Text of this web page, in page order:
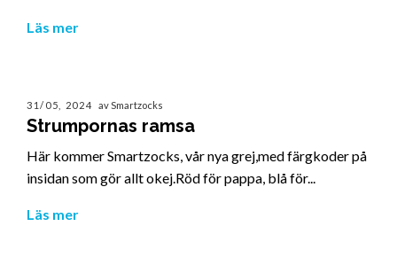
Läs mer
31/05, 2024 av Smartzocks
Strumpornas ramsa
Här kommer Smartzocks, vår nya grej,med färgkoder på
insidan som gör allt okej.Röd för pappa, blå för...
Läs mer